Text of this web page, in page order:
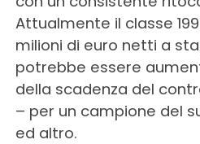
Attualmente il classe
milioni di euro netti a
potrebbe essere
della scadenza del
– per un campione del
ed altro.